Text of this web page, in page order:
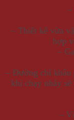
–
– Thiết kế vừa
hợp
–
– Đường chỉ khâu
khi chạy nhảy
–